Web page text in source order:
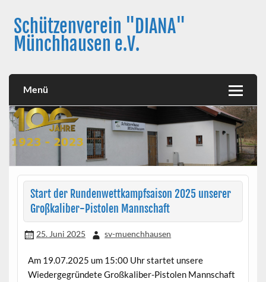
contentSchützenverein "DIANA"
Münchhausen e.V.
Menü
Start der Rundenwettkampfsaison 2025 unserer
Großkaliber-Pistolen Mannschaft
25. Juni 2025 sv-muenchhausen
Am 19.07.2025 um 15:00 Uhr startet unsere
Wiedergegründete Großkaliber-Pistolen Mannschaft